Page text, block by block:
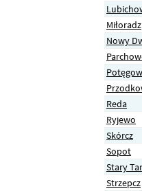
Miłoradz
Nowy
Reda
Ryjewo
Skórcz
Sopot
Stary
Strzepcz